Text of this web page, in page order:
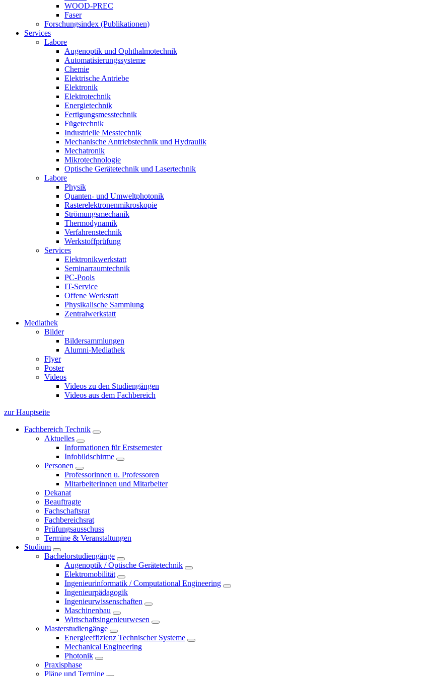
WOOD-PREC
Faser
Forschungsindex (Publikationen)
Services
Labore
Augenoptik und Ophthalmotechnik
Automatisierungssysteme
Chemie
Elektrische Antriebe
Elektronik
Elektrotechnik
Energietechnik
Fertigungsmesstechnik
Fügetechnik
Industrielle Messtechnik
Mechanische Antriebstechnik und Hydraulik
Mechatronik
Mikrotechnologie
Optische Gerätetechnik und Lasertechnik
Labore
Physik
Quanten- und Umweltphotonik
Rasterelektronenmikroskopie
Strömungsmechanik
Thermodynamik
Verfahrenstechnik
Werkstoffprüfung
Services
Elektronikwerkstatt
Seminarraumtechnik
PC-Pools
IT-Service
Offene Werkstatt
Physikalische Sammlung
Zentralwerkstatt
Mediathek
Bilder
Bildersammlungen
Alumni-Mediathek
Flyer
Poster
Videos
Videos zu den Studiengängen
Videos aus dem Fachbereich
zur Hauptseite
Fachbereich Technik
Aktuelles
Informationen für Erstsemester
Infobildschirme
Personen
Professorinnen u. Professoren
Mitarbeiterinnen und Mitarbeiter
Dekanat
Beauftragte
Fachschaftsrat
Fachbereichsrat
Prüfungsausschuss
Termine & Veranstaltungen
Studium
Bachelorstudiengänge
Augenoptik / Optische Gerätetechnik
Elektromobilität
Ingenieurinformatik / Computational Engineering
Ingenieurpädagogik
Ingenieurwissenschaften
Maschinenbau
Wirtschaftsingenieurwesen
Masterstudiengänge
Energieeffizienz Technischer Systeme
Mechanical Engineering
Photonik
Praxisphase
Pläne und Termine